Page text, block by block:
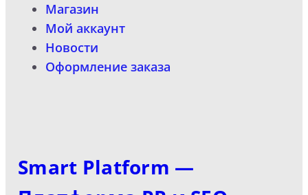
Магазин
Мой аккаунт
Новости
Оформление заказа
Smart Platform —